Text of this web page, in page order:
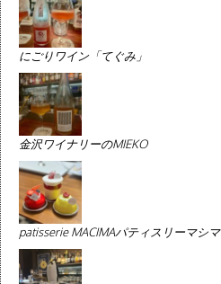
にごりワイン「てぐみ」
金沢ワイナリーのMIEKO
patisserie MACIMAパティスリーマシマ